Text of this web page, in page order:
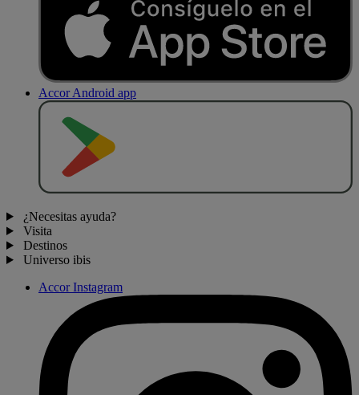
Accor Android app
¿Necesitas ayuda?
Visita
Destinos
Universo ibis
Accor Instagram